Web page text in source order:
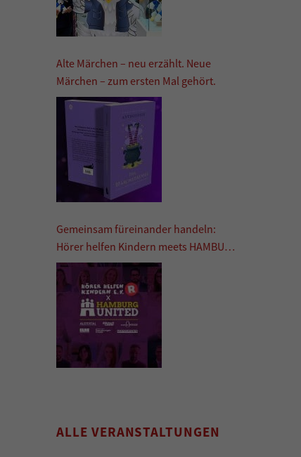
Alte Märchen – neu erzählt. Neue
Märchen – zum ersten Mal gehört.
Gemeinsam füreinander handeln:
Hörer helfen Kindern meets HAMBURG
UNITED
ALLE VERANSTALTUNGEN